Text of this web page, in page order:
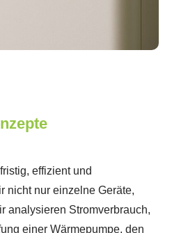
effizient und
nicht nur einzelne Geräte,
analysieren Stromverbrauch,
einer Wärmepumpe, den